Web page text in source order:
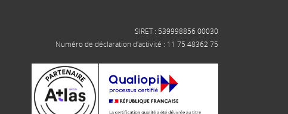
SIRET : 539998856 00030
Numéro de déclaration d'activité : 11 75 48362 75